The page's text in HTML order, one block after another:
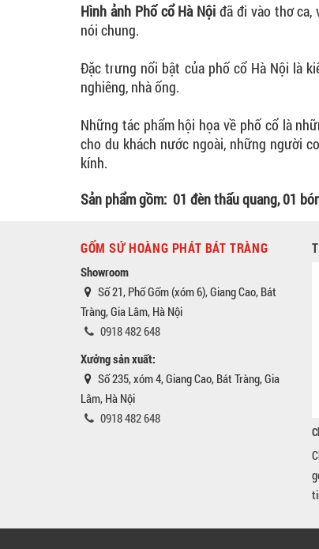
Hình ảnh Phố cổ Hà Nội đã đi vào thơ ca,
nói chung.
Đặc trưng nổi bật của phố cổ Hà Nội là
nghiêng, nhà ống.
Những tác phẩm hội họa về phố cổ là
cho du khách nước ngoài, những người
kính.
Sản phẩm gồm: 01 đèn thấu quang, 01
GỐM SỨ HOÀNG PHÁT BÁT TRÀNG
Showroom
Số 21, Phố Gốm (xóm 6), Giang Cao, Bát
Tràng, Gia Lâm, Hà Nội
0918 482 648
Xưởng sản xuất:
Số 235, xóm 4, Giang Cao, Bát Tràng, Gia
Lâm, Hà Nội
0918 482 648